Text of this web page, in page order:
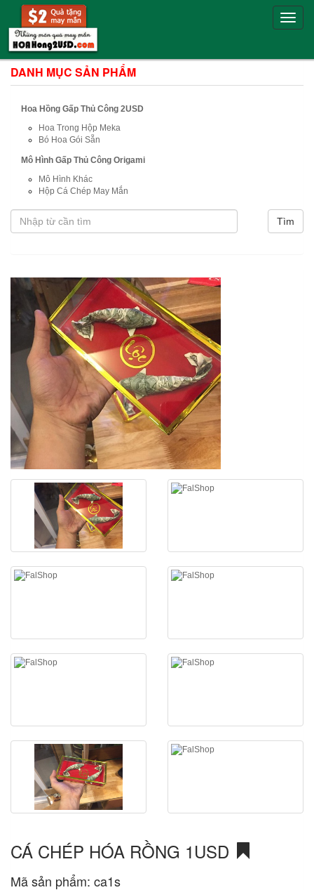
Toggle
DANH MỤC SẢN PHẨM
Hoa Hồng Gấp Thủ Công 2USD
Hoa Trong Hộp Meka
Bó Hoa Gói Sẵn
Mô Hình Gấp Thủ Công Origami
Mô Hình Khác
Hộp Cá Chép May Mắn
CÁ CHÉP HÓA RỒNG 1USD
Mã sản phẩm: ca1s